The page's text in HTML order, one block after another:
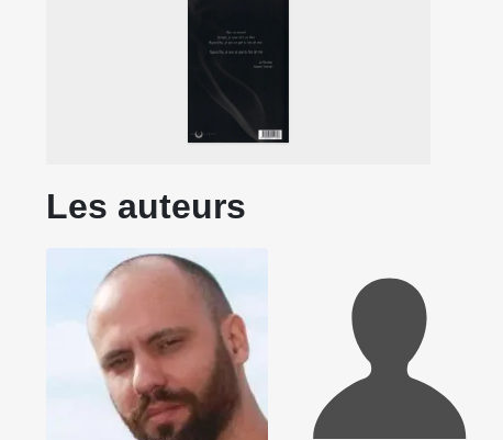
Les auteurs